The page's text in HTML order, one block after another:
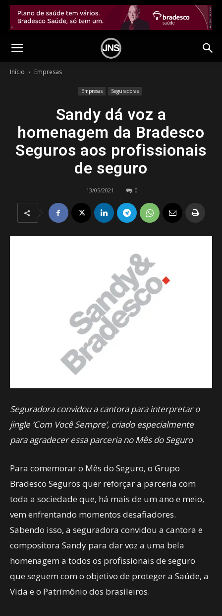
Início Empresas
Empresas Seguradoras
Sandy dá voz a
homenagem da Bradesco
Seguros aos profissionais
de seguro
13/05/2021 0
Seguradora convidou a cantora para interpretar o
jingle ‘Com Você Sempre’, criado especialmente
para agradecer essa parceria no Mês do Seguro
Para comemorar o Mês do Seguro, o Grupo
Bradesco Seguros quer reforçar a parceria com
toda a sociedade que, há mais de um ano e meio,
vem enfrentando momentos desafiadores.
Sabendo isso, a seguradora convidou a cantora e
compositora Sandy para dar voz a uma bela
homenagem a todos os profissionais de seguro
que seguem com o objetivo de proteger a Saúde, a
Vida e o Patrimônio dos brasileiros.